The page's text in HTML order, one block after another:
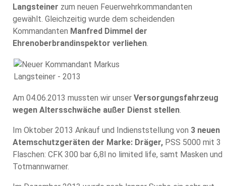
Langsteiner zum neuen Feuerwehrkommandanten
gewählt. Gleichzeitig wurde dem scheidenden
Kommandanten Manfred Dimmel der
Ehrenoberbrandinspektor verliehen
Am 04.06.2013 mussten wir unser Versorgungsfahrzeug
wegen Altersschwäche außer Dienst stellen
Im Oktober 2013 Ankauf und Indienststellung von 3 neuen
Atemschutzgeräten der Marke: Dräger, PSS 5000 mit 3
Flaschen: CFK 300 bar 6,8l no limited life, samt Masken und
Totmannwarner.